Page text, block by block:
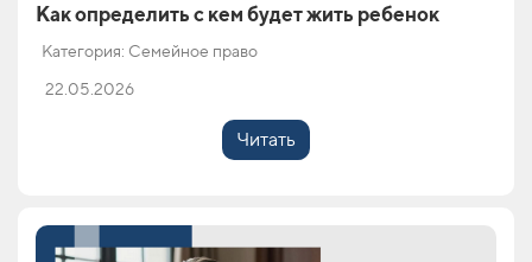
Как определить с кем будет жить ребенок
Категория: Семейное право
22.05.2026
Читать